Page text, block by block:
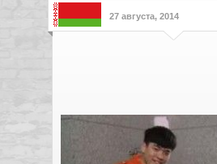
27 августа, 2014